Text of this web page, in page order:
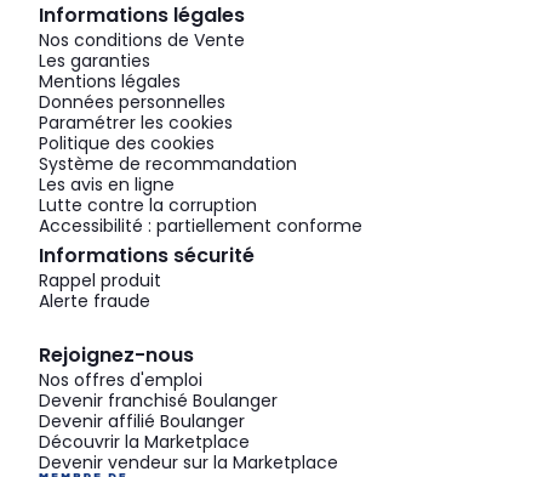
Informations légales
Nos conditions de Vente
Les garanties
Mentions légales
Données personnelles
Paramétrer les cookies
Politique des cookies
Système de recommandation
Les avis en ligne
Lutte contre la corruption
Accessibilité : partiellement conforme
Informations sécurité
Rappel produit
Alerte fraude
Rejoignez-nous
Nos offres d'emploi
Devenir franchisé Boulanger
Devenir affilié Boulanger
Découvrir la Marketplace
Devenir vendeur sur la Marketplace